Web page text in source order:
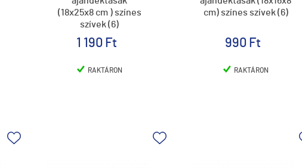
(18x25x8 cm ) színes
szívek (6)
1 190 Ft
RAKTÁRON
cm) színes szívek (6)
990 Ft
RAKTÁRON